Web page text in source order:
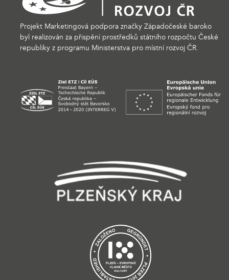
Projekt Marketingová podpora značky Západočeské baroko
byl realizován za přispění prostředků státního rozpočtu České
republiky z programu Ministerstva pro místní rozvoj ČR.